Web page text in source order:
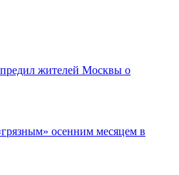
жителей Москвы о
осенним месяцем в